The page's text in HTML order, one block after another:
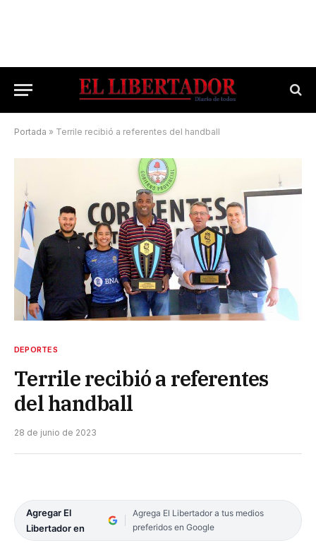
Portada » Terrile recibió a referentes del handball
DEPORTES
Terrile recibió a referentes
del handball
28 de junio de 2023
Agregar El
Libertador en
Agrega El Libertador a tus medios
preferidos en Google